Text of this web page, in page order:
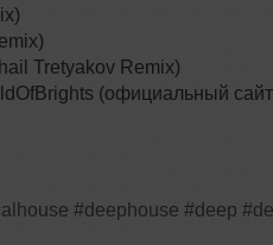
Tretyakov Remix)
(официальный
#deephouse #deep